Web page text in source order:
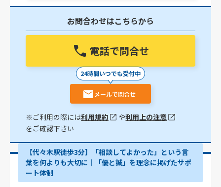
お問合わせはこちらから
電話で問合せ
24時間いつでも受付中
メールで問合せ
※ご利用の際には利用規約 や利用上の注意
をご確認下さい
【代々木駅徒歩3分】「相談してよかった」という言
葉を何よりも大切に｜「優と誠」を理念に掲げたサポ
ート体制